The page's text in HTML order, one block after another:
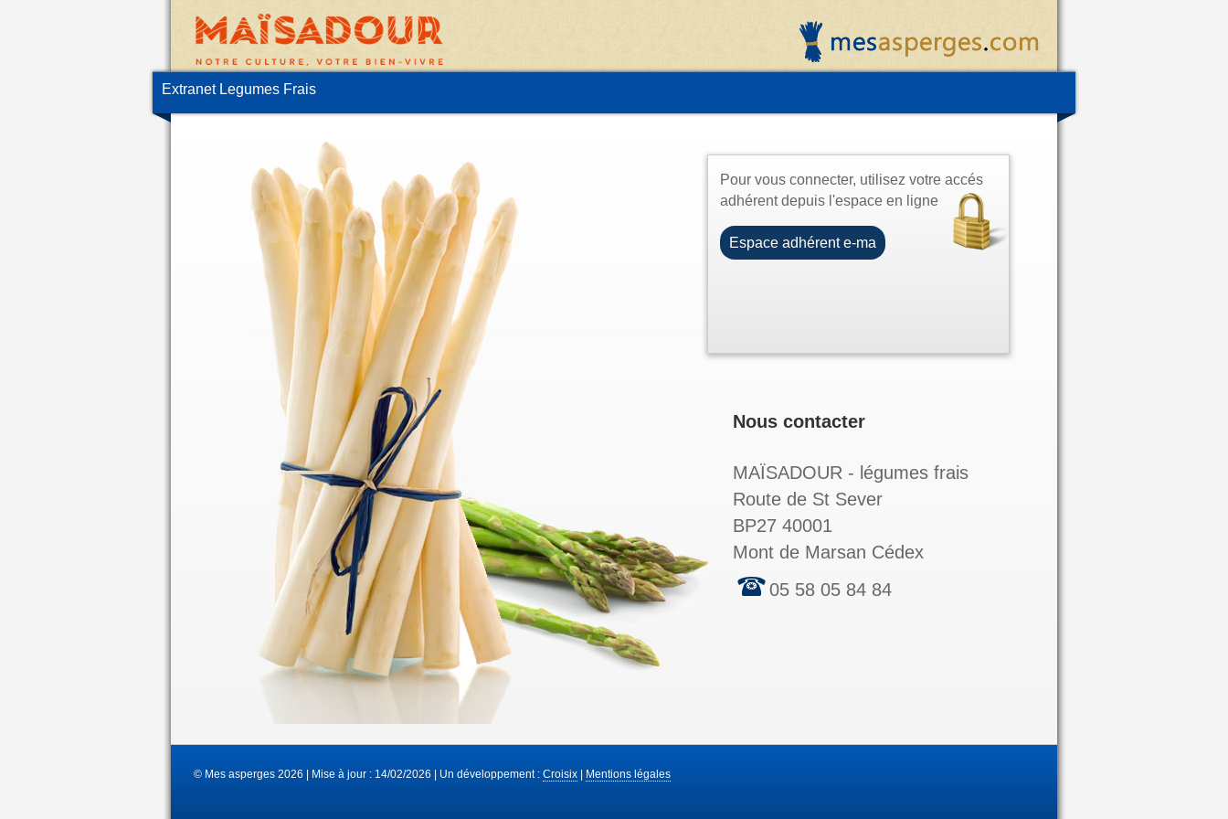
Extranet Legumes Frais
Pour vous connecter, utilisez votre accés
adhérent depuis l'espace en ligne
Espace adhérent e-ma
Nous contacter
MAÏSADOUR - légumes frais
Route de St Sever
BP27 40001
Mont de Marsan Cédex
05 58 05 84 84
© Mes asperges 2026 | Mise à jour : 14/02/2026 | Un développement : Croisix Mentions légales